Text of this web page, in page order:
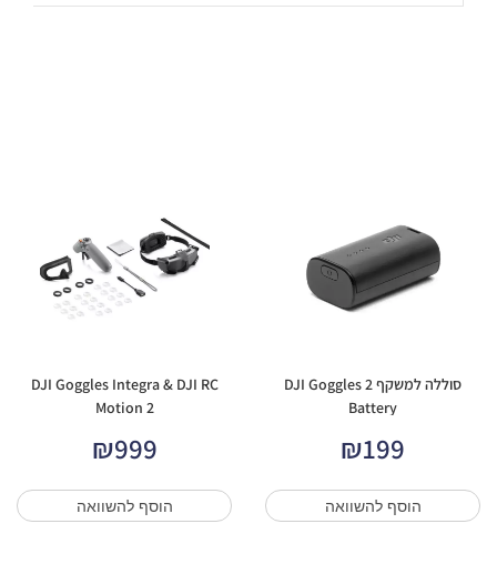
סוללה למשקף DJI Goggles 2
Battery
₪199
הוסף להשוואה
DJI Goggles Integra & DJI RC
Motion 2
₪999
הוסף להשוואה